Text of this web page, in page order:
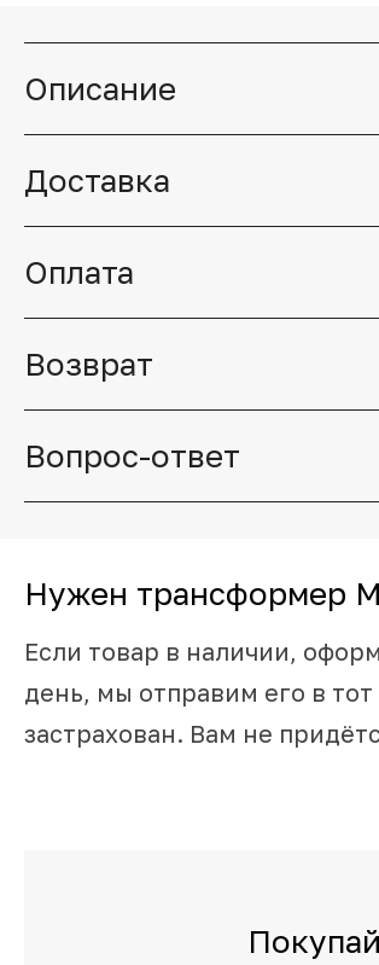
Описание
Доставка
Оплата
Возврат
Вопрос-ответ
Нужен трансформер
Если товар в наличии,
день, мы отправим его в
застрахован. Вам не